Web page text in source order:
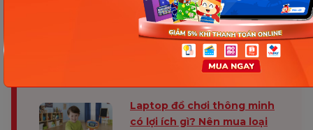
tư duy cho trẻ đạt cả 3 tiêu
chí Ngon - Bổ - Rẻ
Kinh nghiệm chọn két sắt
đồ chơi thông minh cho bé
Laptop đồ chơi thông minh
có lợi ích gì? Nên mua loại